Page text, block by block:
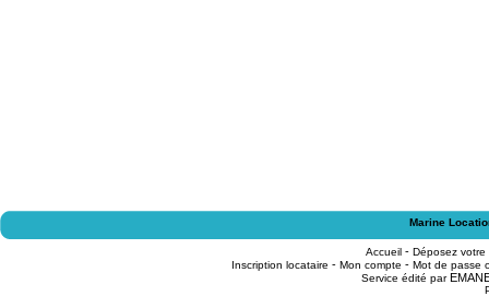
Marine
Accueil - Déposez
Inscription locataire - Mon compte - Mot de passe
Service édité par